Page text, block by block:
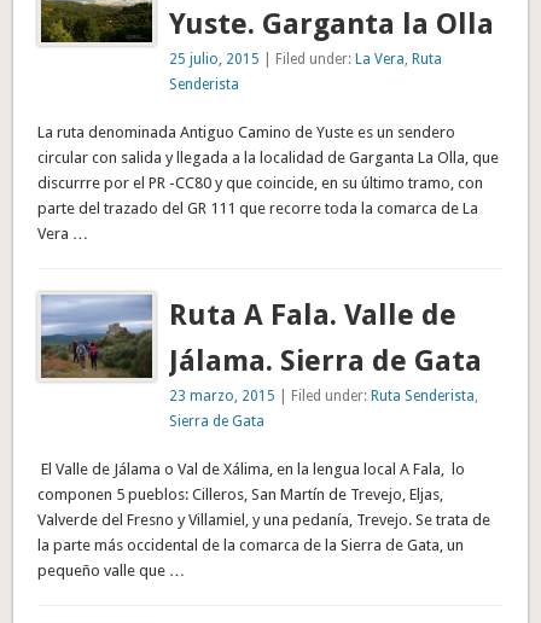
Yuste. Garganta la Olla
25 julio, 2015 | Filed under: La Vera, Ruta
Senderista
La ruta denominada Antiguo Camino de Yuste es un sendero
circular con salida y llegada a la localidad de Garganta La Olla, que
discurrre por el PR -CC80 y que coincide, en su último tramo, con
parte del trazado del GR 111 que recorre toda la comarca de La
Vera …
Ruta A Fala. Valle de
Jálama. Sierra de Gata
23 marzo, 2015 | Filed under: Ruta Senderista
Sierra de Gata
El Valle de Jálama o Val de Xálima, en la lengua local A Fala, lo
componen 5 pueblos: Cilleros, San Martín de Trevejo, Eljas,
Valverde del Fresno y Villamiel, y una pedanía, Trevejo. Se trata de
la parte más occidental de la comarca de la Sierra de Gata, un
pequeño valle que …